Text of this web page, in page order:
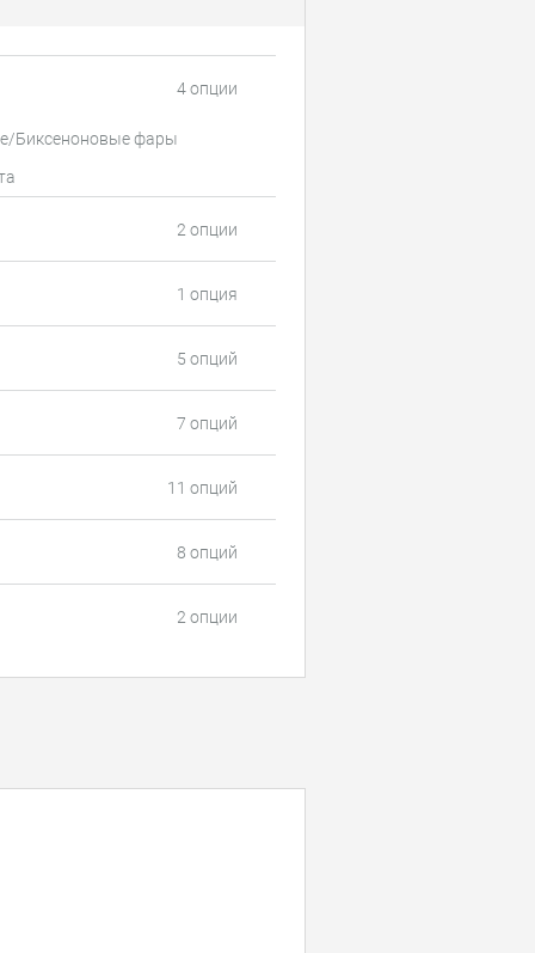
4 опции
Биксеноновые фары
2 опции
1 опция
5 опций
7 опций
11 опций
8 опций
2 опции